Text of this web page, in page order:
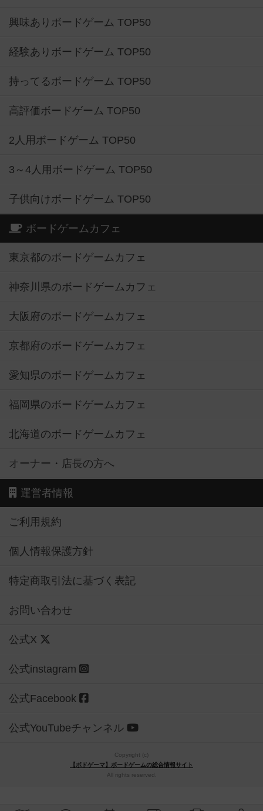
興味ありボードゲーム TOP50
経験ありボードゲーム TOP50
持ってるボードゲーム TOP50
高評価ボードゲーム TOP50
2人用ボードゲーム TOP50
3～4人用ボードゲーム TOP50
子供向けボードゲーム TOP50
ボードゲームカフェ
東京都のボードゲームカフェ
神奈川県のボードゲームカフェ
大阪府のボードゲームカフェ
京都府のボードゲームカフェ
愛知県のボードゲームカフェ
福岡県のボードゲームカフェ
北海道のボードゲームカフェ
オーナー・店長の方へ
運営者情報
ご利用規約
個人情報保護方針
特定商取引法に基づく表記
お問い合わせ
公式X
公式instagram
公式Facebook
公式YouTubeチャンネル
Copyright (c)
【ボドゲーマ】ボードゲームの総合情報サイト
All rights reserved.